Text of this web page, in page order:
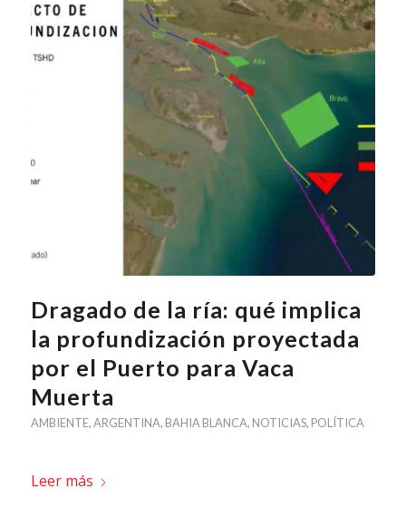
Dragado de la ría: qué implica
la profundización proyectada
por el Puerto para Vaca
Muerta
AMBIENTE,ARGENTINA, BAHIA BLANCA, NOTICIAS, POLÍTICA
Leer más